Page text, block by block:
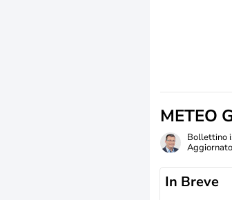
METEO
Bollettino
In Breve